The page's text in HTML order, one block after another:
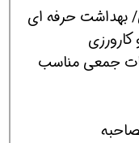
بهداشت حرفه ای
جمعی مناسب